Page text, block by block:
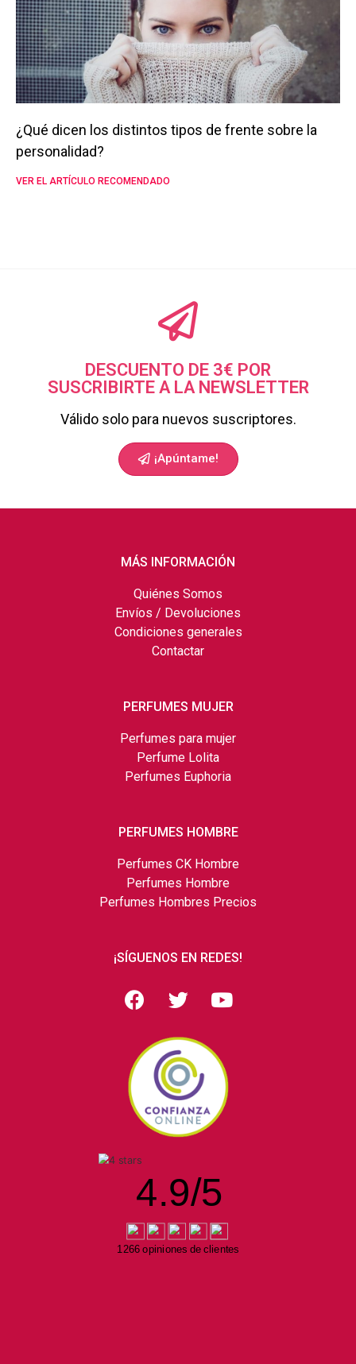
¿Qué dicen los distintos tipos de frente sobre la
personalidad?
VER EL ARTÍCULO RECOMENDADO
DESCUENTO DE 3€ POR
SUSCRIBIRTE A LA NEWSLETTER
Válido solo para nuevos suscriptores.
¡Apúntame!
MÁS INFORMACIÓN
Quiénes Somos
Envíos / Devoluciones
Condiciones generales
Contactar
PERFUMES MUJER
Perfumes para mujer
Perfume Lolita
Perfumes Euphoria
PERFUMES HOMBRE
Perfumes CK Hombre
Perfumes Hombre
Perfumes Hombres Precios
¡SÍGUENOS EN REDES!
4.9/5
1266 opiniones de clientes